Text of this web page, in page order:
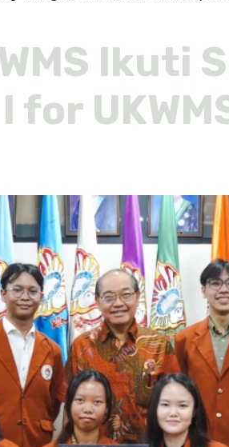
Ikuti
for